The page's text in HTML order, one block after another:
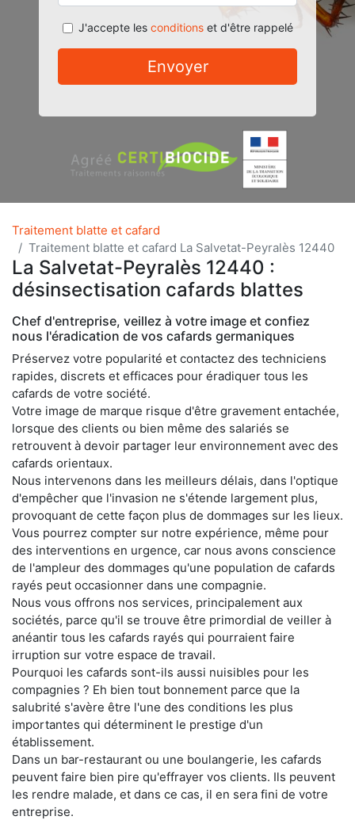
J'accepte les conditionset d'être rappelé
Envoyer
Traitement blatte et cafard
Traitement blatte et cafard La Salvetat-Peyralès 12440
La Salvetat-Peyralès 12440 :
désinsectisation cafards blattes
Chef d'entreprise, veillez à votre image et confiez
nous l'éradication de vos cafards germaniques
Préservez votre popularité et contactez des techniciens
rapides, discrets et efficaces pour éradiquer tous les
cafards de votre société.
Votre image de marque risque d'être gravement entachée,
lorsque des clients ou bien même des salariés se
retrouvent à devoir partager leur environnement avec des
cafards orientaux.
Nous intervenons dans les meilleurs délais, dans l'optique
d'empêcher que l'invasion ne s'étende largement plus,
provoquant de cette façon plus de dommages sur les lieux.
Vous pourrez compter sur notre expérience, même pour
des interventions en urgence, car nous avons conscience
de l'ampleur des dommages qu'une population de cafards
rayés peut occasionner dans une compagnie.
Nous vous offrons nos services, principalement aux
sociétés, parce qu'il se trouve être primordial de veiller à
anéantir tous les cafards rayés qui pourraient faire
irruption sur votre espace de travail.
Pourquoi les cafards sont-ils aussi nuisibles pour les
compagnies ? Eh bien tout bonnement parce que la
salubrité s'avère être l'une des conditions les plus
importantes qui déterminent le prestige d'un
établissement.
Dans un bar-restaurant ou une boulangerie, les cafards
peuvent faire bien pire qu'effrayer vos clients. Ils peuvent
les rendre malade, et dans ce cas, il en sera fini de votre
entreprise.